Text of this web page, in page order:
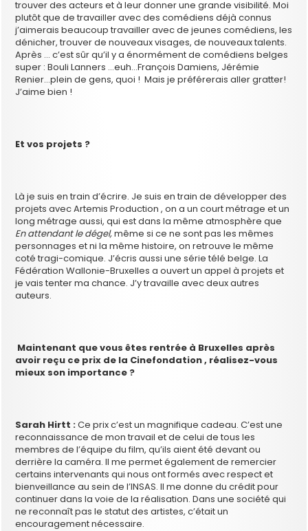
trouver des acteurs et à leur donner une grande visibilité. Moi
plutôt que de travailler avec des comédiens déjà connus
j’aimerais beaucoup travailler avec de jeunes comédiens, les
dénicher, trouver de nouveaux visages, de nouveaux talents.
Après … c’est sûr qu’il y a énormément de comédiens belges
super : Bouli Lanners …euh…François Damiens, Jérémie
Renier…plein de gens, quoi ! Mais je préférerais aller gratter!
J’aime bien !
Et vos projets ?
Là je suis en train d’écrire. Je suis en train de développer des
projets avec Artemis Production , on a un court métrage et un
long métrage aussi, qui est dans la même atmosphère que
En attendant le dégel,même si ce ne sont pas les mêmes
personnages et ni la même histoire, on retrouve le même
coté tragi-comique. J’écris aussi une série télé belge. La
Fédération Wallonie-Bruxelles a ouvert un appel à projets et
je vais tenter ma chance. J’y travaille avec deux autres
auteurs.
Maintenant que vous êtes rentrée à Bruxelles après
avoir reçu ce prix de la Cinefondation , réalisez-vous
mieux son importance ?
Sarah Hirtt :Ce prix c’est un magnifique cadeau. C’est une
reconnaissance de mon travail et de celui de tous les
membres de l’équipe du film, qu’ils aient été devant ou
derrière la caméra. Il me permet également de remercier
certains intervenants qui nous ont formés avec respect et
bienveillance au sein de l’INSAS. Il me donne du crédit pour
continuer dans la voie de la réalisation. Dans une société qui
ne reconnaît pas le statut des artistes, c’était un
encouragement nécessaire.